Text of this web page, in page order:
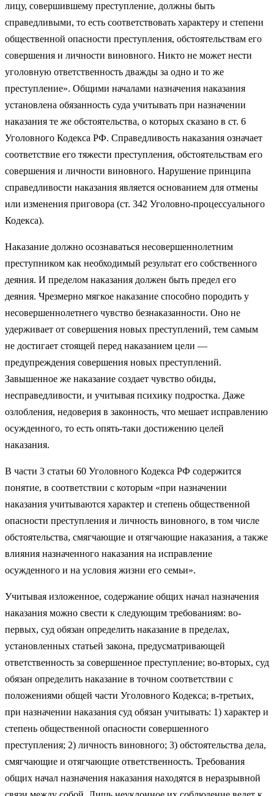
лицу, совершившему преступление, должны быть
справедливыми, то есть соответствовать характеру и степени
общественной опасности преступления, обстоятельствам его
совершения и личности виновного. Никто не может нести
уголовную ответственность дважды за одно и то же
преступление». Общими началами назначения наказания
установлена обязанность суда учитывать при назначении
наказания те же обстоятельства, о которых сказано в ст. 6
Уголовного Кодекса РФ. Справедливость наказания означает
соответствие его тяжести преступления, обстоятельствам его
совершения и личности виновного. Нарушение принципа
справедливости наказания является основанием для отмены
или изменения приговора (ст. 342 Уголовно-процессуального
Кодекса).
Наказание должно осознаваться несовершеннолетним
преступником как необходимый результат его собственного
деяния. И пределом наказания должен быть предел его
деяния. Чрезмерно мягкое наказание способно породить у
несовершеннолетнего чувство безнаказанности. Оно не
удерживает от совершения новых преступлений, тем самым
не достигает стоящей перед наказанием цели —
предупреждения совершения новых преступлений.
Завышенное же наказание создает чувство обиды,
несправедливости, и учитывая психику подростка. Даже
озлобления, недоверия в законность, что мешает исправлению
осужденного, то есть опять-таки достижению целей
наказания.
В части 3 статьи 60 Уголовного Кодекса РФ содержится
понятие, в соответствии с которым «при назначении
наказания учитываются характер и степень общественной
опасности преступления и личность виновного, в том числе
обстоятельства, смягчающие и отягчающие наказания, а также
влияния назначенного наказания на исправление
осужденного и на условия жизни его семьи».
Учитывая изложенное, содержание общих начал назначения
наказания можно свести к следующим требованиям: во-
первых, суд обязан определить наказание в пределах,
установленных статьей закона, предусматривающей
ответственность за совершенное преступление; во-вторых, суд
обязан определить наказание в точном соответствии с
положениями общей части Уголовного Кодекса; в-третьих,
при назначении наказания суд обязан учитывать: 1) характер и
степень общественной опасности совершенного
преступления; 2) личность виновного; 3) обстоятельства дела,
смягчающие и отягчающие ответственность. Требования
общих начал назначения наказания находятся в неразрывной